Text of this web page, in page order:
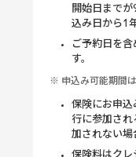
開始日まで
込み日から1
ご予約日を
す。
※ 申込み可能期間は
保険にお申込
行に参加さ
加されない場
保険料はクレ